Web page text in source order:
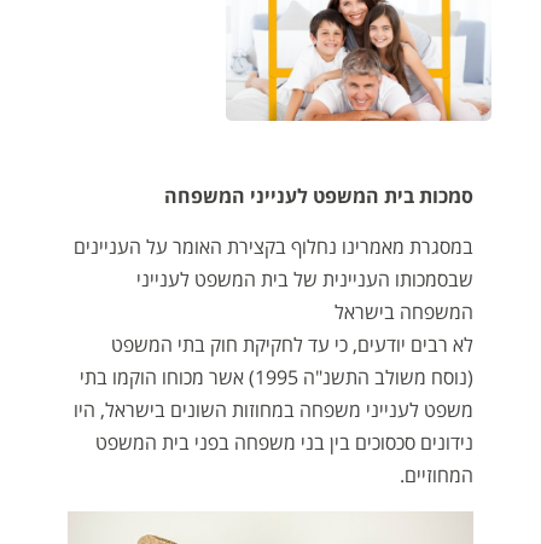
סמכות בית המשפט לענייני המשפחה
במסגרת מאמרינו נחלוף בקצירת האומר על העניינים
שבסמכותו העניינית של בית המשפט לענייני
המשפחה בישראל
לא רבים יודעים, כי עד לחקיקת חוק בתי המשפט
(נוסח משולב התשנ"ה 1995) אשר מכוחו הוקמו בתי
משפט לענייני משפחה במחוזות השונים בישראל, היו
נידונים סכסוכים בין בני משפחה בפני בית המשפט
המחוזיים.